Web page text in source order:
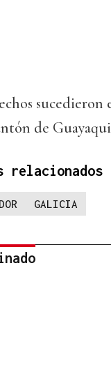
sucedieron
de
relacionados
GALICIA